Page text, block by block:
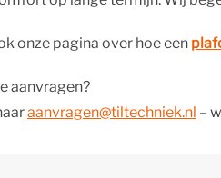
onze pagina over hoe een
aanvragen?
aanvragen@tiltechniek.nl –